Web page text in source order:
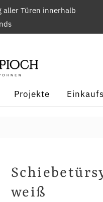
aller Türen innerhalb
Projekte
weiß